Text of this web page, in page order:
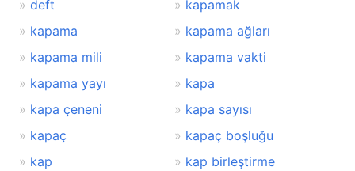
deft
kapamak
kapama
kapama ağları
kapama mili
kapama vakti
kapama yayı
kapa
kapa çeneni
kapa sayısı
kapaç
kapaç boşluğu
kap
kap birleştirme